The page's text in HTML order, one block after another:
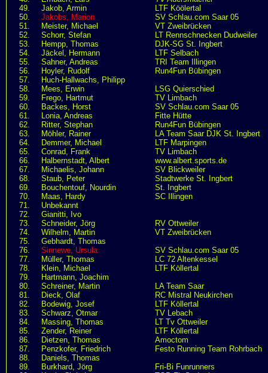
49.
Jakob, Armin
LTF Köölertal
50.
Jakobs, Marion
SV Schlau.com Saar 05
51.
Meister, Michael
VT Zweibrücken
52.
Schorr, Stefan
LT Rennschnecken Dudweiler
53.
Hempp, Thomas
DJK-SG St. Ingbert
54.
Jäckel, Hermann
LTF Selbach
55.
Sahner, Andreas
TRI Team Illingen
56.
Hoyler, Rudolf
Run4Fun Bübingen
57.
Huch-Hallwachs, Philipp
58.
Mees, Erwin
LSG Quierschied
59.
Frego, Hartmut
TV Limbach
60.
Backes, Horst
SV Schlau.com Saar 05
61.
Lonia, Andreas
Fitte Hütte
62.
Ritter, Stephan
Run4Fun Bübingen
63.
Möhler, Rainer
LA Team Saar DJK St. Ingbert
64.
Demmer, Michael
LTF Marpingen
65.
Conrad, Frank
TV Limbach
66.
Halbernstadt, Albert
www.albert.sports.de
67.
Michaelis, Johann
SV Blickweiler
68.
Staub, Peter
Stadtwerke St. Ingbert
69.
Bouchentouf, Nourdin
St. Ingbert
70.
Maas, Hardy
SC Illingen
71.
Unbekannt
72.
Gianitti, Ivo
73.
Schneider, Jörg
RV Ottweiler
74.
Wilhelm, Martin
VT Zweibrücken
75.
Gebhardt, Thomas
76.
Sinnewe, Ursula
SV Schlau.com Saar 05
77.
Müller, Thomas
LC 72 Altenkessel
78.
Klein, Michael
LTF Köllertal
79.
Hartmann, Joachim
80.
Schreiner, Martin
LA Team Saar
81.
Dieck, Olaf
RC Mistral Neukirchen
82.
Bodewig, Josef
LTF Köllertal
83.
Schwarz, Otmar
TV Lebach
84.
Massing, Thomas
LT Tv Ottweiler
85.
Zender, Reiner
LTF Köllertal
86.
Dietzen, Thomas
Amoctom
87.
Penzkofer, Friedrich
Festo Running Team Rohrbach
88.
Daniels, Thomas
89.
Burkhard, Jörg
Fri-Bi Funrunners